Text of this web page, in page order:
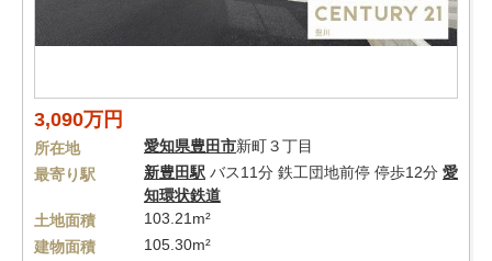
3,090万円
所在地 愛知県豊田市新町３丁目
最寄り駅
新豊田駅 バス11分 鉄工団地前停 停歩12分 愛
知環状鉄道
土地面積
103.21m²
建物面積
105.30m²